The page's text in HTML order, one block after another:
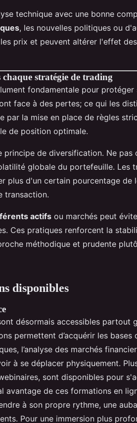
technique avec une bonne
, les nouvelles politiques ou
prix et peuvent altérer l'effet
stratégie de trading
fondamentale pour protéger
face à des pertes; ce qui les
par la mise en place de règles
de position optimale.
principe de diversification. Ne pas
globale du portefeuille. Les
plus d'un certain pourcentage de
transaction.
actifs ou marchés peut
Ces pratiques renforcent la
méthodique et prudente
disponibles
désormais accessibles partout
permettent d’acquérir les bases
l’analyse des marchés
à se déplacer physiquement.
sont disponibles pour
avantage de ces formations en
à son propre rythme, une
Pour une immersion plus